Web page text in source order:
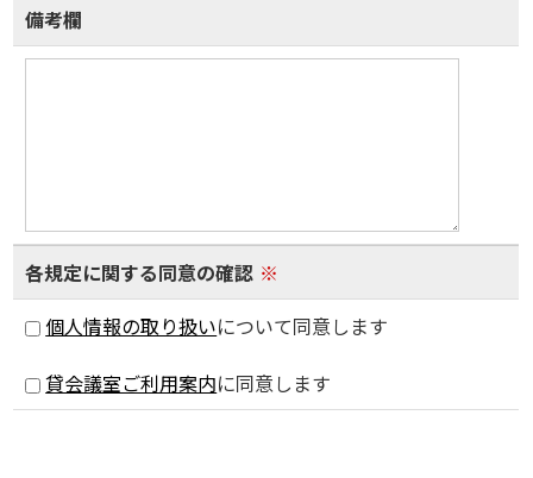
備考欄
各規定に関する同意の確認 ※
個人情報の取り扱いについて同意します
貸会議室ご利用案内に同意します